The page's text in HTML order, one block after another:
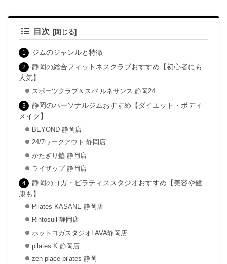
目次
ジムのジャンルと特徴
静岡の総合フィットネスクラブおすすめ【初心者にも
人気】
スポーツクラブ＆スパ ルネサンス 静岡24
静岡のパーソナルジムおすすめ【ダイエット・ボディ
メイク】
BEYOND 静岡店
24/7ワークアウト 静岡店
かたぎり塾 静岡店
ライザップ 静岡店
静岡のヨガ・ピラティススタジオおすすめ【美容や健
康も】
Pilates KASANE 静岡店
Rintosull 静岡店
ホットヨガスタジオLAVA静岡店
pilates K 静岡店
zen place pilates 静岡